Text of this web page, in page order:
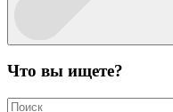
Что вы ищете?